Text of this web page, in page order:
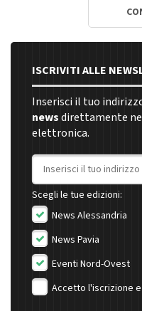
ISCRIVITI ALLE
Inserisci il tuo
newsdirettamente
elettronica.
Indirizzo email
Scegli le tue edizioni:
News Alessandria
News Pavia
Eventi Nord-Ovest
Accetto l'iscrizione e